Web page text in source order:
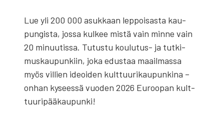
Lue yli 200 000 asuk­kaan lep­poi­sas­ta kau­
pun­gis­ta, jos­sa kul­kee mis­tä vain min­ne vain
20 minuu­tis­sa. Tutus­tu kou­lu­tus- ja tut­ki­
mus­kau­pun­kiin, joka edus­taa maa­il­mas­sa
myös vil­lien ideoi­den kult­tuu­ri­kau­pun­ki­na –
onhan kysees­sä vuo­den 2026 Euroo­pan kult­
tuu­ri­pää­kau­pun­ki!